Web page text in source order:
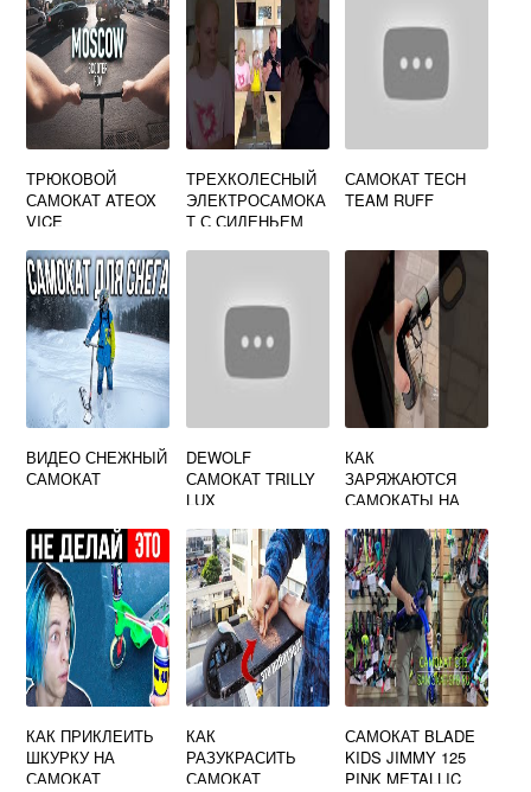
ТРЮКОВОЙ
САМОКАТ ATEOX
VICE
ТРЕХКОЛЕСНЫЙ
ЭЛЕКТРОСАМОКА
Т С СИДЕНЬЕМ
САМОКАТ TECH
TEAM RUFF
ВИДЕО СНЕЖНЫЙ
САМОКАТ
DEWOLF
САМОКАТ TRILLY
LUX
КАК
ЗАРЯЖАЮТСЯ
САМОКАТЫ НА
КАК ПРИКЛЕИТЬ
ШКУРКУ НА
САМОКАТ
КАК
РАЗУКРАСИТЬ
САМОКАТ
САМОКАТ BLADE
KIDS JIMMY 125
PINK METALLIC